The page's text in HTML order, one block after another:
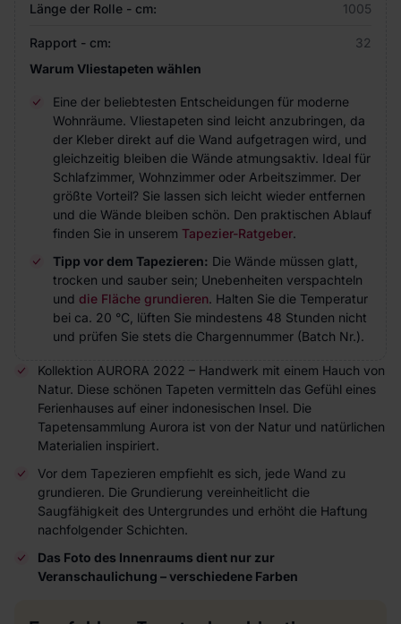
Länge der Rolle - cm: 1005
Rapport - cm:
32
Warum Vliestapeten wählen
Eine der beliebtesten Entscheidungen für moderne
Wohnräume. Vliestapeten sind leicht anzubringen, da
der Kleber direkt auf die Wand aufgetragen wird, und
gleichzeitig bleiben die Wände atmungsaktiv. Ideal für
Schlafzimmer, Wohnzimmer oder Arbeitszimmer. Der
größte Vorteil? Sie lassen sich leicht wieder entfernen
und die Wände bleiben schön. Den praktischen Ablauf
finden Sie in unserem Tapezier-Ratgeber.
Tipp vor dem Tapezieren: Die Wände müssen glatt,
trocken und sauber sein; Unebenheiten verspachteln
und die Fläche grundieren. Halten Sie die Temperatur
bei ca. 20 °C, lüften Sie mindestens 48 Stunden nicht
und prüfen Sie stets die Chargennummer (Batch Nr.).
Kollektion AURORA 2022 – Handwerk mit einem Hauch von
Natur. Diese schönen Tapeten vermitteln das Gefühl eines
Ferienhauses auf einer indonesischen Insel. Die
Tapetensammlung Aurora ist von der Natur und natürlichen
Materialien inspiriert.
Vor dem Tapezieren empfiehlt es sich, jede Wand zu
grundieren. Die Grundierung vereinheitlicht die
Saugfähigkeit des Untergrundes und erhöht die Haftung
nachfolgender Schichten.
Das Foto des Innenraums dient nur zur
Veranschaulichung – verschiedene Farben